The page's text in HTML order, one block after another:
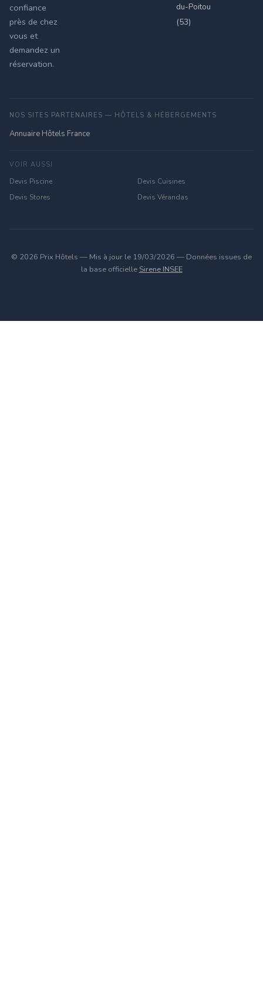
confiance
près de chez
vous et
demandez un
réservation.
du-Poitou
(53)
NOS SITES PARTENAIRES — HÔTELS & HÉBERGEMENTS
Annuaire Hôtels France
VOIR AUSSI
Devis Piscine
Devis Cuisines
Devis Stores
Devis Vérandas
© 2026 Prix Hôtels — Mis à jour le 19/03/2026 — Données issues de
la base officielle Sirene INSEE